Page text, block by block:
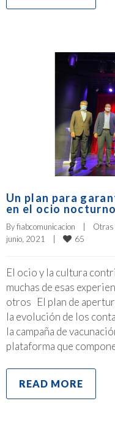
Un plan para
en el ocio nocturno
By fiabcomunicacion | Otras
junio, 2021
| 65
El ocio y la cultura
muchas de esas
otros El plan de
la evolución de los
la campaña de
plataforma que
READ MORE